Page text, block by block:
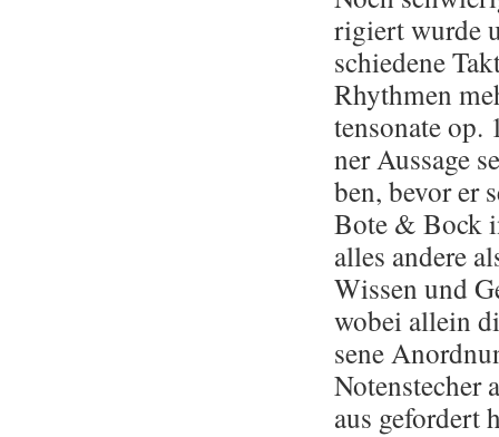
ri­giert wurde
schie­de­ne
Rhyth­men
ten­so­na­te
ner Aus­sa­ge
ben, bevor er
Bote & Bock
alles an­de­re
Wis­sen und
wobei al­lein
se­ne
No­ten­s­te­cher
aus ge­for­dert